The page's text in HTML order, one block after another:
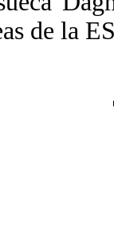
de la